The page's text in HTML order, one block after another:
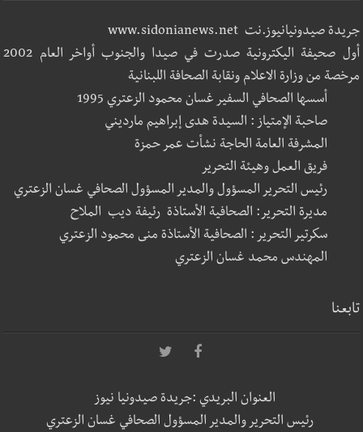
جريدة صيدونيانيوز.نت www.sidonianews.net
أول صحيفة اليكترونية صدرت في صيدا والجنوب أواخر العام 2002
مرخصة من وزارة الاعلام ونقابة الصحافة اللبنانية
أسسها الصحافي السفير غسان محمود الزعتري 1995
صاحبة الإمتياز : السيدة هدى إبراهيم مارديني
المشرفة العامة الحاجة نشأت عمر حمزة
فريق العمل وهيئة التحرير
رئيس التحرير المسؤول والمدير المسؤول الصحافي غسان الزعتري
مديرة التحرير: الصحافية الأستاذة رئيفة ديب الملاح
سكرتير التحرير : الصحافية الأستاذة منى محمود الزعتري
المهندس محمد غسان الزعتري
تابعنا
العنوان البريدي :جريدة صيدونيا نيوز
رئيس التحرير والمدير المسؤول الصحافي غسان الزعتري